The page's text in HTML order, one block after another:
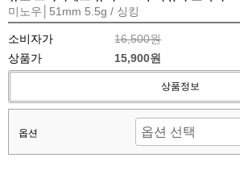
미노우│51mm 5.5g / 싱킹
소비자가
16,500원
상품가
15,900원
상품정보
옵션